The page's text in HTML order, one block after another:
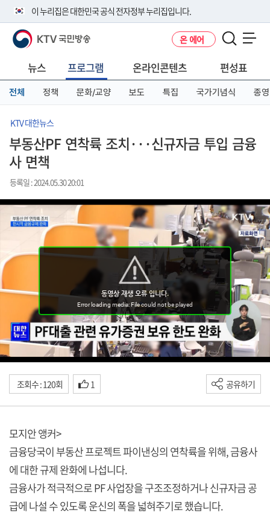
이 누리집은 대한민국 공식 전자정부 누리집입니다.
공식 누리집 주소 확인하기
니다.
이밖에 or.kr 또는 .kr등 다른 도메인 주소를 사용하고 있다면 아래 URL에
서 도메인 주소를 확인해 보세요
KTV 국민방송 온 에어
뉴스 프로그램 온라인콘텐츠 편성표
전체 정책 문화/교양 보도 특집 국가기념식 종영
KTV 대한뉴스
부동산PF 연착륙 조치···신규자금 투입 금융
사 면책
등록일 : 2024.05.30 20:01
조회수 : 120회 1 공유하기
모지안 앵커>
금융당국이 부동산 프로젝트 파이낸싱의 연착륙을 위해, 금융사
에 대한 규제 완화에 나섭니다.
금융사가 적극적으로 PF 사업장을 구조조정하거나 신규자금 공
급에 나설 수 있도록 운신의 폭을 넓혀주기로 했습니다.